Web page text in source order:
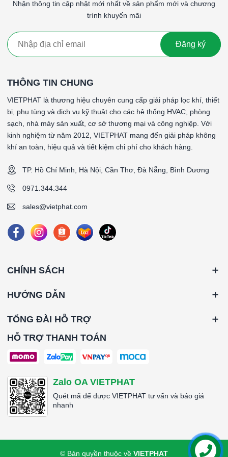
Giá thành: Lọc G4 thường có giá thành cao hơn so với
G1, G2 và G3 do hiệu suất lọc tốt hơn.
Lọc thô G4 khung nhôm là một giải pháp hiệu quả cho việc loại
bỏ các hạt bụi lớn và tạp chất thô từ không khí, bảo vệ thiết bị
và hệ thống, cũng như cải thiện chất lượng không khí tổng thể
G4 khung nhôm 1000x350x46mmLọc thô G4 khung nhôm
1000x350x46mmLọc thô G4 khung nhôm 1000x350x46mmLọc
thô G4 khung nhôm 1000x350x46mm
####
*Tên sản phẩm: PreWash - Lọc thô dạng sóng gắn ty
*Cấp độ lọc: G4 (90-95%)
*Vật liệu lọc: Sợi tổng hợp
*Gasket (ron): Không có gasket (ron)
*Lưới bảo vệ: Không có
*Nhiệt độ hoạt động tối đa: 70 °C
*Độ tổn thất áp suất khuyến nghị thay thế: 250Pa
*Kích thước (WxHxD): 1000x350x46mm
Nhận thông tin cập nhật mới nhất về sản phẩm mới và chương
trình khuyến mãi
Đăng ký
THÔNG TIN CHUNG
VIETPHAT là thương hiệu chuyên cung cấp giải pháp lọc khí, thiết
bị, phụ tùng và dịch vụ kỹ thuật cho các hệ thống HVAC, phòng
sạch, nhà máy sản xuất, cơ sở thương mại và công nghiệp. Với
kinh nghiệm từ năm 2012, VIETPHAT mang đến giải pháp không
khí an toàn, hiệu quả và tiết kiệm chi phí cho khách hàng.
TP. Hồ Chí Minh, Hà Nội, Cần Thơ, Đà Nẵng, Bình Dương
0971.344.344
sales@vietphat.com
CHÍNH SÁCH
HƯỚNG DẪN
TỔNG ĐÀI HỖ TRỢ
HỖ TRỢ THANH TOÁN
Zalo OA VIETPHAT
Quét mã để được VIETPHAT tư vấn và báo giá
nhanh
© Bản quyền thuộc về VIETPHAT Liên hệ